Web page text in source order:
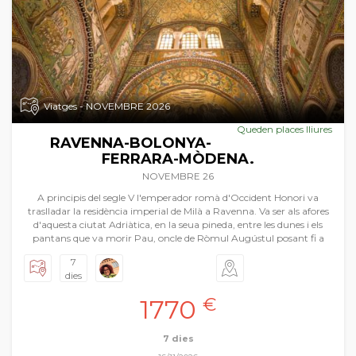
Viatges - NOVEMBRE 2026
Queden places lliures
RAVENNA-BOLONYA-
FERRARA-MÒDENA.
NOVEMBRE 26
A principis del segle V l'emperador romà d'Occident Honori va
traslladar la residència imperial de Milà a Ravenna. Va ser als afores
d'aquesta ciutat Adriàtica, en la seua pineda, entre les dunes i els
pantans que va morir Pau, oncle de Ròmul Augústul posant fi a
a l'Emília i a la Romanya, regions italianes amb una quantitat de
tresors artístics enlluernant. Ravenna i els seus mosaics, Bolonya
torres de maó i arcades elegants revelant una ànima medieval
encara intacta. Però també presumeix de ser la ciutat dels Carracci i
una pròspera escola de pintura renaixentista i per últim Ferrara, la
7
dies
1770 €
7 dies